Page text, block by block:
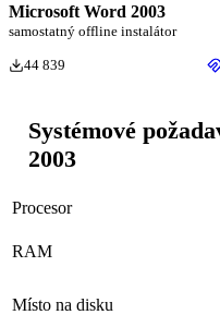
Microsoft Word 2003
samostatný offline instalátor
44 839
Systémové
2003
Procesor
RAM
Místo na disku